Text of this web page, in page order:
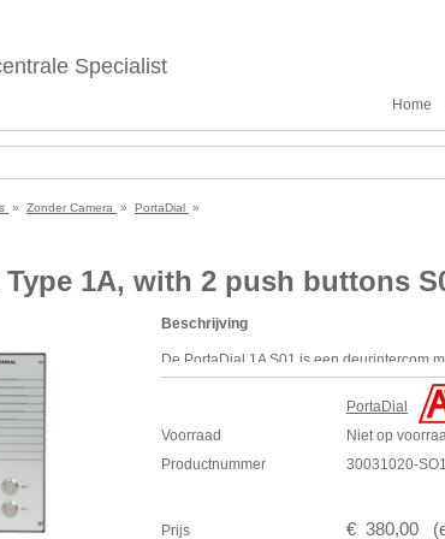
Specialist
Home
» Zonder Camera » PortaDial »
Type 1A, with 2 push buttons
Beschrijving
De PortaDial 1A S01 is een deurintercom
Deze deurintercom wordt gebruikt in
maken van een aparte interface zijn
deurintercom en de interface, ongeacht
luister-spreekverbinding tot stand brengen
*AANWIJZING: dit type deurintercom
PortaDial
Voorraad
Niet op
Productnummer
30031020-SO1
Prijs € 380,00 (